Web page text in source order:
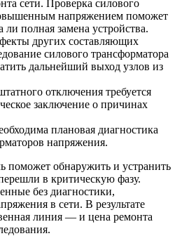
сети. Проверка силового
напряжением поможет
ли полная замена устройства.
других составляющих
силового трансформатора
дальнейший выход узлов из
отключения требуется
заключение о причинах
плановая диагностика
напряжения.
поможет обнаружить и устранить
в критическую фазу.
без диагностики,
в сети. В результате
линия — и цена ремонта